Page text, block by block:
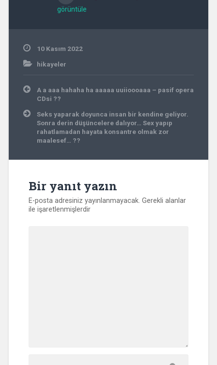
görüntüle
10 Kasım 2022
hikayeler
Yazı
gezinmesi
A a aaa hahaha ha aaaaa uuiioooaaa – pasif opera
CDsi ??
Seks yaparak doyunca insan bir kendine geliyor.
Sonra derin düşüncelere dalıyor… Sex yapıp
rahatlamadan hayata konsantre olmak zor
maalesef… ??
Bir yanıt yazın
E-posta adresiniz yayınlanmayacak. Gerekli alanlar
ile işaretlenmişlerdir